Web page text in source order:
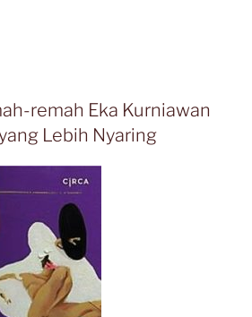
remah Eka Kurniawan
Lebih Nyaring